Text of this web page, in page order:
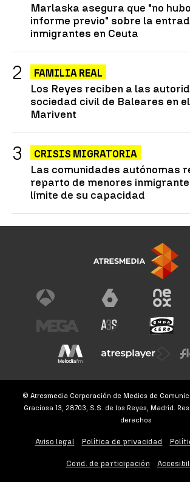
Marlaska asegura que "no
informe previo" sobre la
inmigrantes en Ceuta
FAMILIA REAL
Los Reyes reciben a las
sociedad civil de Baleares en
Marivent
CRISIS MIGRATORIA
Las comunidades autónomas
reparto de menores
límite de su capacidad
© Atresmedia Corporación de Medios de
Graciosa 13, 28703, S.S. de los Reyes, Madrid.
derechos
Aviso legal Política de privacidad
Cond. de participación